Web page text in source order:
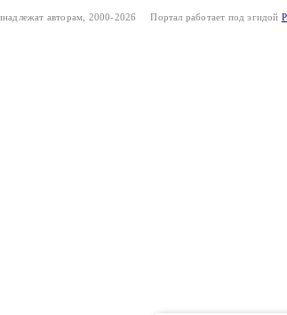
авторам, 2000-2026 Портал работает под эгидой